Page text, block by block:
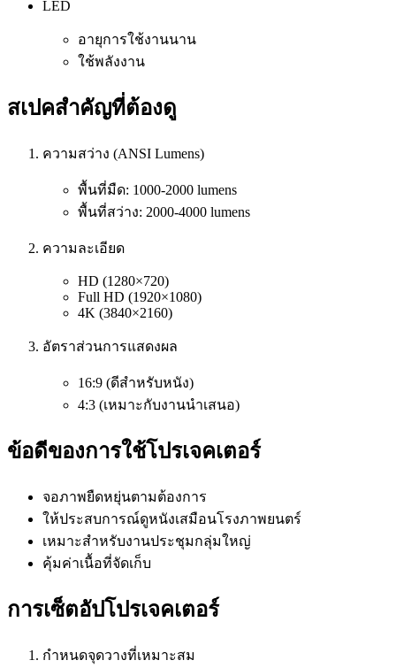
LED
อายุการใช้งานนาน
ใช้พลังงาน
สเปคสำคัญที่ต้องดู
ความสว่าง (ANSI Lumens)
พื้นที่มืด: 1000-2000 lumens
พื้นที่สว่าง: 2000-4000 lumens
ความละเอียด
HD (1280×720)
Full HD (1920×1080)
4K (3840×2160)
อัตราส่วนการแสดงผล
16:9 (ดีสำหรับหนัง)
4:3 (เหมาะกับงานนำเสนอ)
ข้อดีของการใช้โปรเจคเตอร์
จอภาพยืดหยุ่นตามต้องการ
ให้ประสบการณ์ดูหนังเสมือนโรงภาพยนตร์
เหมาะสำหรับงานประชุมกลุ่มใหญ่
คุ้มค่าเนื้อที่จัดเก็บ
การเซ็ตอัปโปรเจคเตอร์
กำหนดจุดวางที่เหมาะสม